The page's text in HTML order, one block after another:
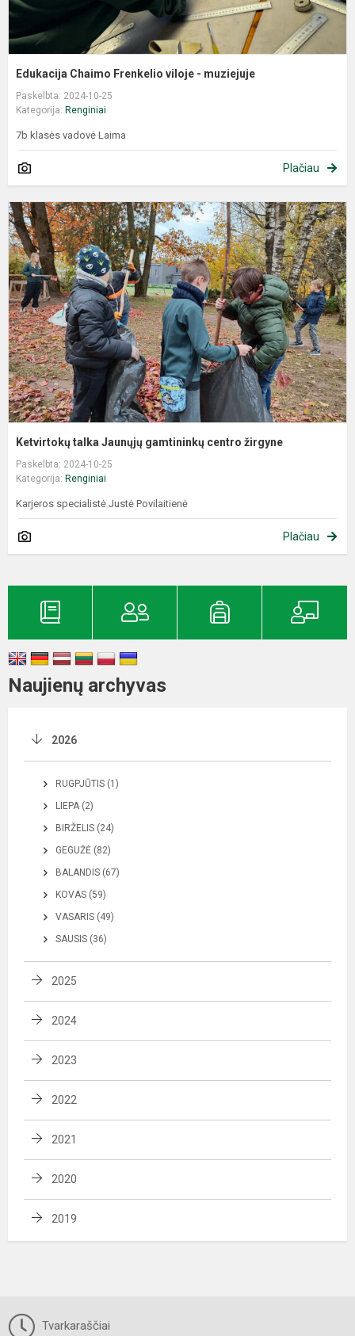
Edukacija Chaimo Frenkelio viloje - muziejuje
Paskelbta: 2024-10-25
Kategorija: Renginiai
7b klasės vadovė Laima
Plačiau
Ketvirtokų talka Jaunųjų gamtininkų centro žirgyne
Paskelbta: 2024-10-25
Kategorija: Renginiai
Karjeros specialistė Justė Povilaitienė
Plačiau
Naujienų archyvas
2026
RUGPJŪTIS (1)
LIEPA (2)
BIRŽELIS (24)
GEGUŽĖ (82)
BALANDIS (67)
KOVAS (59)
VASARIS (49)
SAUSIS (36)
2025
2024
2023
2022
2021
2020
2019
Tvarkaraščiai